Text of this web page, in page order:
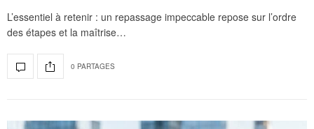
L’essentiel à retenir : un repassage impeccable repose sur l’ordre
des étapes et la maîtrise…
0 PARTAGES